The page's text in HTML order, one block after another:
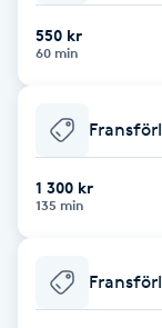
Brynplockning
Celluliter
Color correction
550 kr
60 min
1 300 kr
135 min